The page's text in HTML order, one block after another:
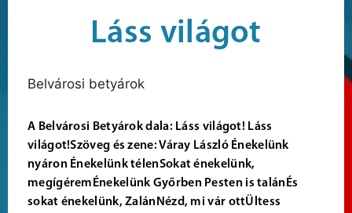
Láss világot
Belvárosi betyárok
A Belvárosi Betyárok dala: Láss világot! Láss
világot!Szöveg és zene: Váray László Énekelünk
nyáron Énekelünk télenSokat énekelünk,
megígéremÉnekelünk Győrben Pesten is talánÉs
sokat énekelünk, ZalánNézd, mi vár ottÜltess